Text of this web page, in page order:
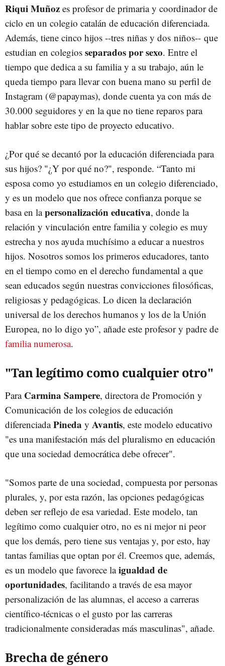
Riqui Muñoz es profesor de primaria y coordinador de
ciclo en un colegio catalán de educación diferenciada.
Además, tiene cinco hijos --tres niñas y dos niños-- que
estudian en colegios separados por sexo. Entre el
tiempo que dedica a su familia y a su trabajo, aún le
queda tiempo para llevar con buena mano su perfil de
Instagram (@papaymas), donde cuenta ya con más de
30.000 seguidores y en la que no tiene reparos para
hablar sobre este tipo de proyecto educativo.
¿Por qué se decantó por la educación diferenciada para
sus hijos? "¿Y por qué no?", responde. “Tanto mi
esposa como yo estudiamos en un colegio diferenciado,
y es un modelo que nos ofrece confianza porque se
basa en lapersonalización educativa, donde la
relación y vinculación entre familia y colegio es muy
estrecha y nos ayuda muchísimo a educar a nuestros
hijos. Nosotros somos los primeros educadores, tanto
en el tiempo como en el derecho fundamental a que
sean educados según nuestras convicciones filosóficas,
religiosas y pedagógicas. Lo dicen la declaración
universal de los derechos humanos y los de la Unión
Europea, no lo digo yo”, añade este profesor y padre de
familia numerosa.
"Tan legítimo como cualquier otro"
Para Carmina Sampere, directora de Promoción y
Comunicación de los colegios de educación
diferenciadaPineda y Avantis, este modelo educativo
"es una manifestación más del pluralismo en educación
que una sociedad democrática debe ofrecer".
"Somos parte de una sociedad, compuesta por personas
plurales, y, por esta razón, las opciones pedagógicas
deben ser reflejo de esa variedad. Este modelo, tan
legítimo como cualquier otro, no es ni mejor ni peor
que los demás, pero tiene sus ventajas y, por esto, hay
tantas familias que optan por él. Creemos que, además,
es un modelo que favorece laigualdad de
oportunidades, facilitando a través de esa mayor
personalización de las alumnas, el acceso a carreras
científico-técnicas o el gusto por las carreras
tradicionalmente consideradas más masculinas", añade.
Brecha de género